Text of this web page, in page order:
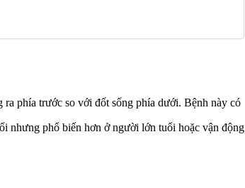
phía trước so với đốt sống phía dưới. Bệnh này có
nhưng phổ biến hơn ở người lớn tuổi hoặc vận động